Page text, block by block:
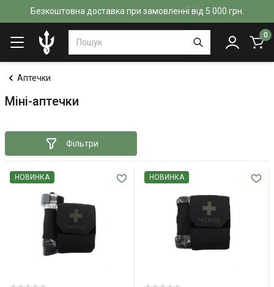
Безкоштовна доставка при замовленні від 5 000 грн.
0
Аптечки
Міні-аптечки
Фільтри
НОВИНКА НОВИНКА